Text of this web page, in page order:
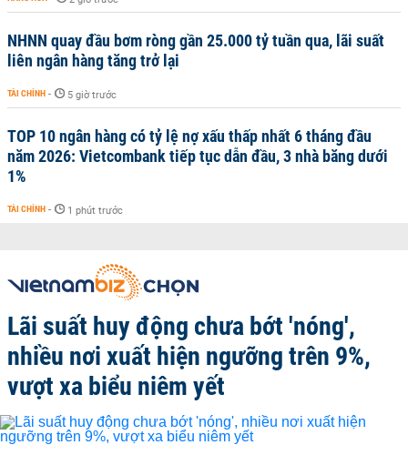
NHNN quay đầu bơm ròng gần 25.000 tỷ tuần qua, lãi suất
liên ngân hàng tăng trở lại
TÀI CHÍNH - 5 giờ trước
TOP 10 ngân hàng có tỷ lệ nợ xấu thấp nhất 6 tháng đầu
năm 2026: Vietcombank tiếp tục dẫn đầu, 3 nhà băng dưới
1%
TÀI CHÍNH - 1 phút trước
Lãi suất huy động chưa bớt 'nóng',
nhiều nơi xuất hiện ngưỡng trên 9%,
vượt xa biểu niêm yết